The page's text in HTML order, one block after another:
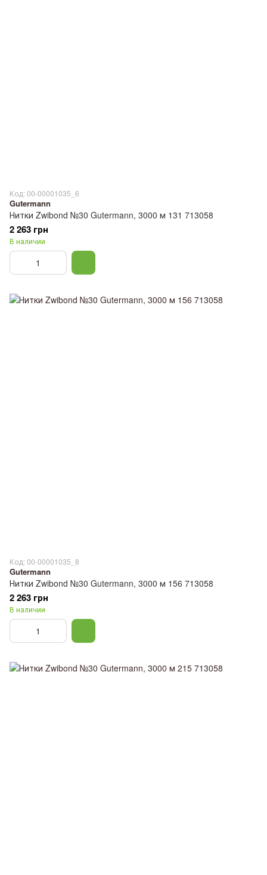
Код: 00-00001035_6
Gutermann
Нитки Zwibond №30 Gutermann, 3000 м 131 713058
2 263 грн
В наличии
Код: 00-00001035_8
Gutermann
Нитки Zwibond №30 Gutermann, 3000 м 156 713058
2 263 грн
В наличии